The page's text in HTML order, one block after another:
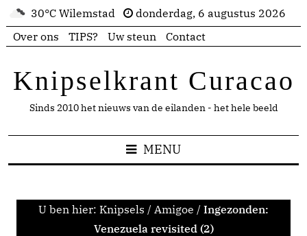
30°C Wilemstad
donderdag, 6 augustus 2026
Over ons
TIPS? Uw steun Contact
Knipselkrant Curacao
Sinds 2010 het nieuws van de eilanden - het hele beeld
MENU
U ben hier: Knipsels / Amigoe / Ingezonden:
Venezuela revisited (2)